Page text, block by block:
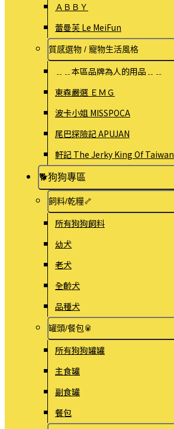
ＡＢＢＹ
蕾曼芙 Le MeiFun
質感選物 / 寵物生活風格
﹎﹎本區品牌為人的用品﹎﹎
東森嚴選 ＥＭＧ
波卡小姐 MISSPOCA
尾巴探險記 APUJAN
軒記 The Jerky King Of Taiwan
🐕️狗狗專區
飼料/乾糧🦴
所有狗狗飼料
幼犬
老犬
全齡犬
品種犬
罐頭/餐包🥫
所有狗狗罐罐
主食罐
副食罐
餐包